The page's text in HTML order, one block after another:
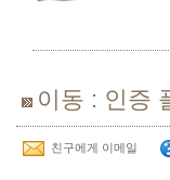
이동 : 인증
친구에게 이메일